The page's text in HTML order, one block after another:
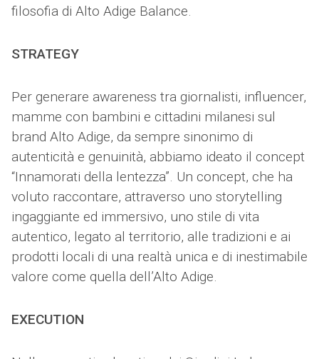
filosofia di Alto Adige Balance.
STRATEGY
Per generare awareness tra giornalisti, influencer,
mamme con bambini e cittadini milanesi sul
brand Alto Adige, da sempre sinonimo di
autenticità e genuinità, abbiamo ideato il concept
“Innamorati della lentezza”. Un concept, che ha
voluto raccontare, attraverso uno storytelling
ingaggiante ed immersivo, uno stile di vita
autentico, legato al territorio, alle tradizioni e ai
prodotti locali di una realtà unica e di inestimabile
valore come quella dell’Alto Adige.
EXECUTION